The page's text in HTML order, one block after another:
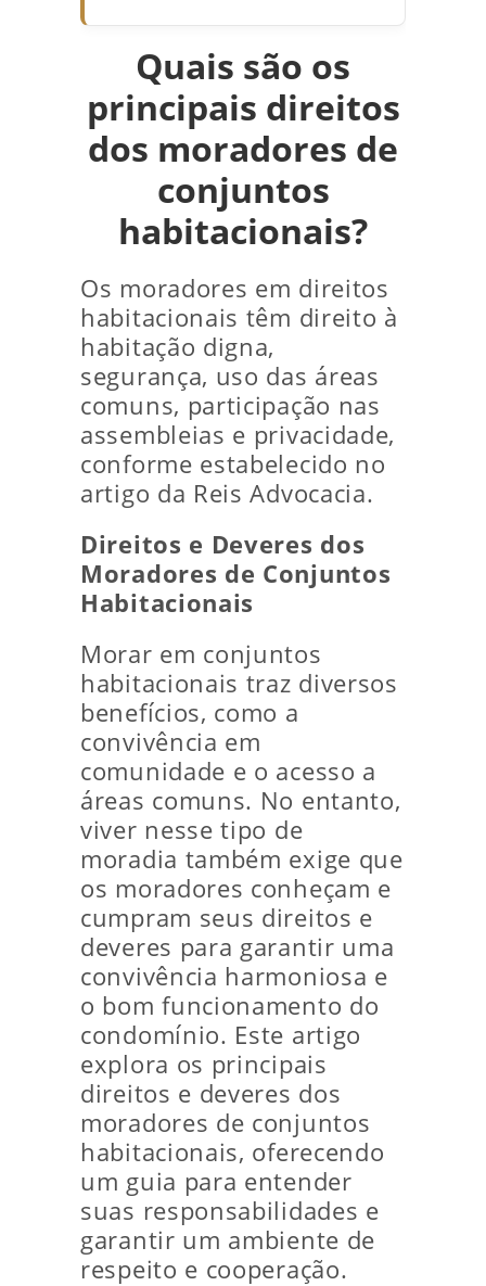
Quais são os
principais direitos
dos moradores de
conjuntos
habitacionais?
Os moradores em direitos
habitacionais têm direito à
habitação digna,
segurança, uso das áreas
comuns, participação nas
assembleias e privacidade,
conforme estabelecido no
artigo da Reis Advocacia.
Direitos e Deveres dos
Moradores de Conjuntos
Habitacionais
Morar em conjuntos
habitacionais traz diversos
benefícios, como a
convivência em
comunidade e o acesso a
áreas comuns. No entanto,
viver nesse tipo de
moradia também exige que
os moradores conheçam e
cumpram seus direitos e
deveres para garantir uma
convivência harmoniosa e
o bom funcionamento do
condomínio. Este artigo
explora os principais
direitos e deveres dos
moradores de conjuntos
habitacionais, oferecendo
um guia para entender
suas responsabilidades e
garantir um ambiente de
respeito e cooperação.